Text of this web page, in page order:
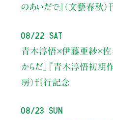
のあいだで』（文藝春秋
08/22 Sat
青木淳悟×伊藤亜紗×佐
からだ」
『青木淳悟初期作
房）刊行記念
08/23 Sun